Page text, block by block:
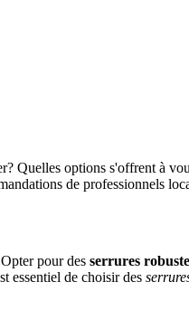
Quelles options s'offrent à
de professionnels
pour des serrures
essentiel de choisir des